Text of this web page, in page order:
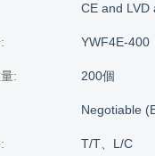
CE and LVD
YWF4E-400
: 200個
Negotiable
T/T、L/C